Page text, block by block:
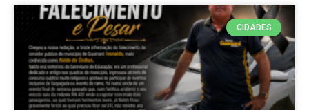
CIDADES